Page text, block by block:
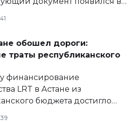
правовых актов и на
города.
обошел дороги:
траты республиканского
финансирование
LRT в Астане из
бюджета достигло
объемов.